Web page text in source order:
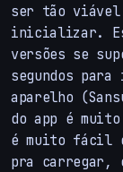
ser tão viável
inicializar.
versões se
segundos
aparelho
do app é
é muito fácil
pra carregar,